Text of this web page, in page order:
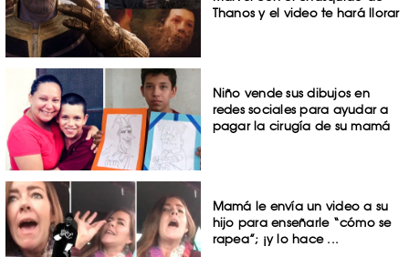
Thanos y el video te hará llorar
Niño vende sus dibujos en
redes sociales para ayudar a
pagar la cirugía de su mamá
Mamá le envía un video a su
hijo para enseñarle “cómo se
rapea”; ¡y lo hace ...